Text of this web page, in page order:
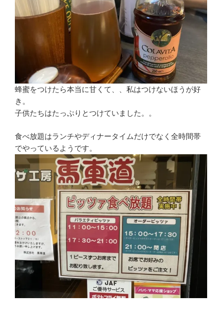
蜂蜜をつけたら本当に甘くて、、私はつけないほうが好
き。
子供たちはたっぷりとつけていました。。
食べ放題はランチやディナータイムだけでなく全時間帯
でやっているようです。